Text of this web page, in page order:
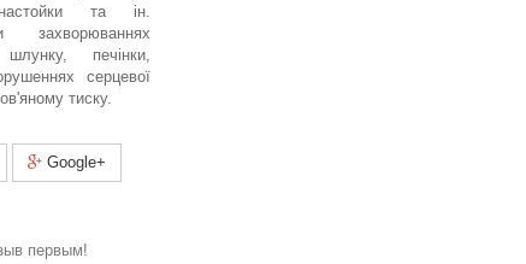
та ін.
захворюваннях
печінки,
серцевої
тиску.
Google+
первым!